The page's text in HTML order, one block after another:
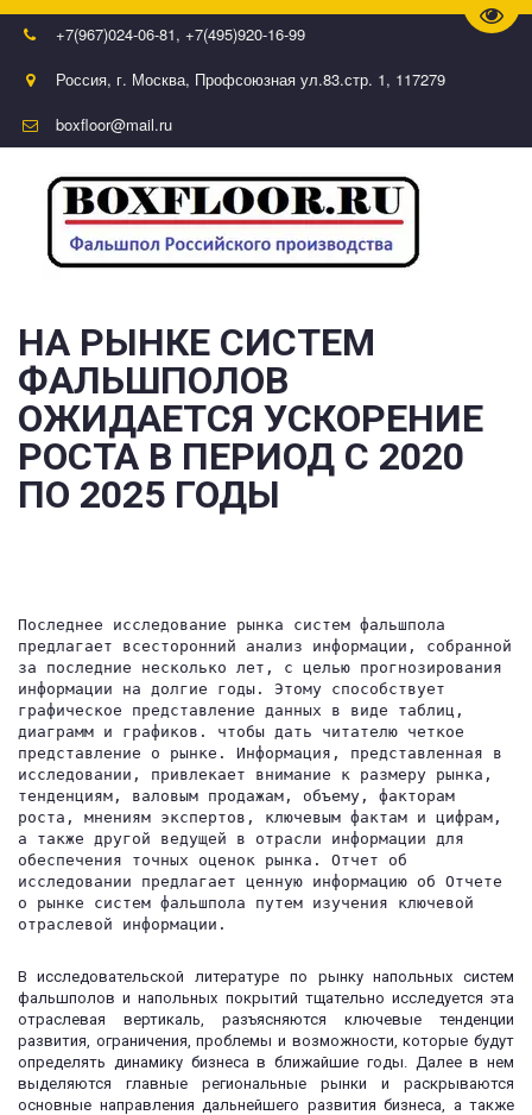
+7(967)024-06-81, +7(495)920-16-99
Россия, г. Москва, Профсоюзная ул.83.стр. 1, 117279
boxfloor@mail.ru
НА РЫНКЕ СИСТЕМ
ФАЛЬШПОЛОВ
ОЖИДАЕТСЯ УСКОРЕНИЕ
РОСТА В ПЕРИОД С 2020
ПО 2025 ГОДЫ
Последнее исследование рынка систем фальшпола
предлагает всесторонний анализ информации, собранной
за последние несколько лет, с целью прогнозирования
информации на долгие годы. Этому способствует
графическое представление данных в виде таблиц,
диаграмм и графиков. чтобы дать читателю четкое
представление о рынке. Информация, представленная в
исследовании, привлекает внимание к размеру рынка,
тенденциям, валовым продажам, объему, факторам
роста, мнениям экспертов, ключевым фактам и цифрам,
а также другой ведущей в отрасли информации для
обеспечения точных оценок рынка. Отчет об
исследовании предлагает ценную информацию об Отчете
о рынке систем фальшпола путем изучения ключевой
отраслевой информации.
В исследовательской литературе по рынку напольных систем
фальшполов и напольных покрытий тщательно исследуется эта
отраслевая вертикаль, разъясняются ключевые тенденции
развития, ограничения, проблемы и возможности, которые будут
определять динамику бизнеса в ближайшие годы. Далее в нем
выделяются главные региональные рынки и раскрываются
основные направления дальнейшего развития бизнеса, а также